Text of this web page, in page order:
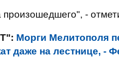
-
Морги Мелитополя
даже на лестнице, -